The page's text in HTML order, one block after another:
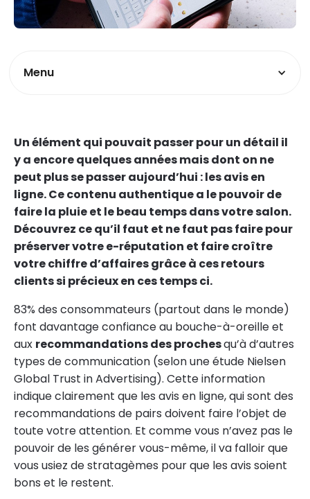
Menu
Un élément qui pouvait passer pour un détail il
y a encore quelques années mais dont on ne
peut plus se passer aujourd’hui : les avis en
ligne. Ce contenu authentique a le pouvoir de
faire la pluie et le beau temps dans votre salon.
Découvrez ce qu’il faut et ne faut pas faire pour
préserver votre e-réputation et faire croître
votre chiffre d’affaires grâce à ces retours
clients si précieux en ces temps ci.
83% des consommateurs (partout dans le monde)
font davantage confiance au bouche-à-oreille et
aux recommandations des prochesqu’à d’autres
types de communication (selon une étude Nielsen
Global Trust in Advertising). Cette information
indique clairement que les avis en ligne, qui sont des
recommandations de pairs doivent faire l’objet de
toute votre attention. Et comme vous n’avez pas le
pouvoir de les générer vous-même, il va falloir que
vous usiez de stratagèmes pour que les avis soient
bons et le restent.